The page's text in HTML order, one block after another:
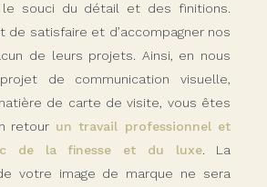
le souci du détail et des finitions.
de satisfaire et d’accompagner nos
de leurs projets. Ainsi, en nous
de communication visuelle,
de carte de visite, vous êtes
retour un travail professionnel et
de la finesse et du luxe. La
votre image de marque ne sera